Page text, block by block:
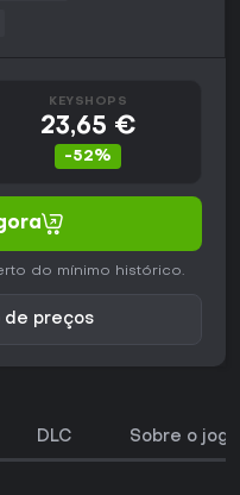
KEYSHOPS
23,65 €
-52%
do mínimo histórico.
de preços
DLC Sobre o jogo